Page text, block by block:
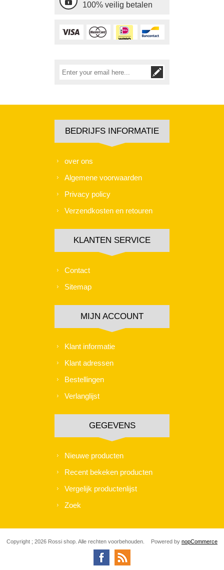
100% veilig betalen
BEDRIJFS INFORMATIE
over ons
Algemene voorwaarden
Privacy policy
Verzendkosten en retouren
KLANTEN SERVICE
Contact
Sitemap
MIJN ACCOUNT
Klant informatie
Klant adressen
Bestellingen
Verlanglijst
GEGEVENS
Nieuwe producten
Recent bekeken producten
Vergelijk productenlijst
Zoek
Copyright ; 2026 Rossi shop. Alle rechten voorbehouden. Powered by nopCommerce